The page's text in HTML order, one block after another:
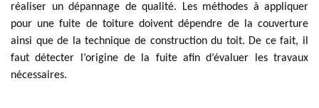
réaliser un dépannage de qualité. Les méthodes à appliquer
pour une fuite de toiture doivent dépendre de la couverture
ainsi que de la technique de construction du toit. De ce fait, il
faut détecter l’origine de la fuite afin d’évaluer les travaux
nécessaires.